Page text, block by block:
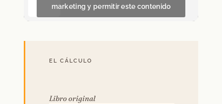
marketing y permitir este contenido
EL CÁLCULO
Libro original